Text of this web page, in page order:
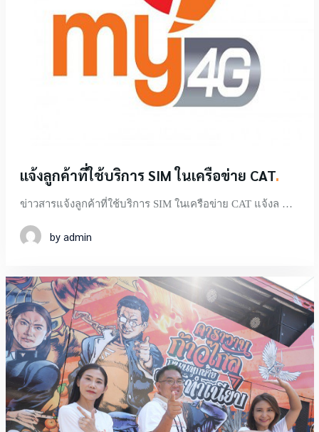
แจ้งลูกค้าที่ใช้บริการ SIM ในเครือข่าย CAT
ข่าวสารแจ้งลูกค้าที่ใช้บริการ SIM ในเครือข่าย CAT แจ้งล …
by admin